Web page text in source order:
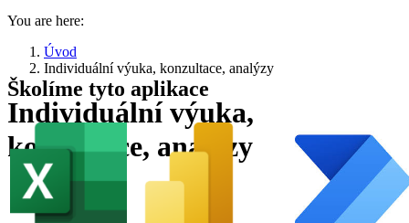
You are here:
Úvod
Individuální výuka, konzultace, analýzy
Individuální výuka,
konzultace, analýzy
Školíme tyto aplikace